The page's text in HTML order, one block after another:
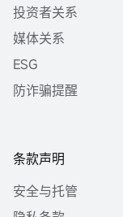
投资者关系
媒体关系
ESG
防诈骗提醒
条款声明
安全与托管